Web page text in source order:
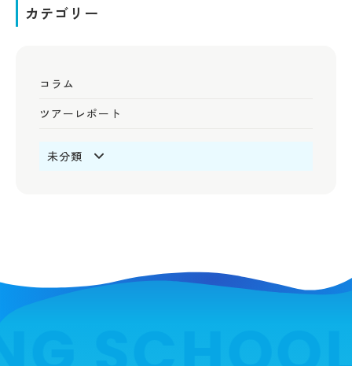
カテゴリー
コラム
ツアーレポート
未分類